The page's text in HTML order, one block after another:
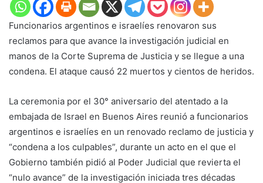
Funcionarios argentinos e israelíes renovaron sus
reclamos para que avance la investigación judicial en
manos de la Corte Suprema de Justicia y se llegue a una
condena. El ataque causó 22 muertos y cientos de heridos.
La ceremonia por el 30° aniversario del atentado a la
embajada de Israel en Buenos Aires reunió a funcionarios
argentinos e israelíes en un renovado reclamo de justicia y
“condena a los culpables”, durante un acto en el que el
Gobierno también pidió al Poder Judicial que revierta el
“nulo avance” de la investigación iniciada tres décadas